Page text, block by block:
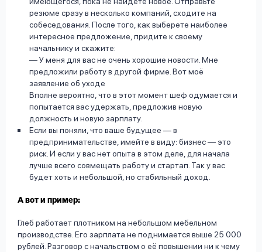
резюме сразу в несколько компаний, сходите на
собеседования. После того, как выберете наиболее
интересное предложение, придите к своему
начальнику и скажите:
— У меня для вас не очень хорошие новости. Мне
предложили работу в другой фирме. Вот моё
заявление об уходе
Вполне вероятно, что в этот момент шеф одумается и
попытается вас удержать, предложив новую
должность и новую зарплату.
Если вы поняли, что ваше будущее — в
предпринимательстве, имейте в виду: бизнес — это
риск. И если у вас нет опыта в этом деле, для начала
лучше всего совмещать работу и стартап. Так у вас
будет хоть и небольшой, но стабильный доход.
А вот и пример:
Глеб работает плотником на небольшом мебельном
производстве. Его зарплата не поднимается выше 25 000
рублей. Разговор с начальством о её повышении ни к чему